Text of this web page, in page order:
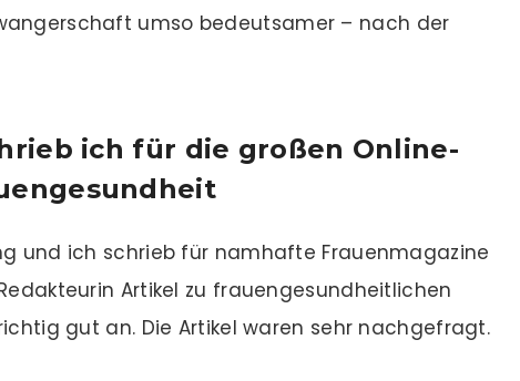
umso bedeutsamer – nach der
ich für die großen Online-
und ich schrieb für namhafte Frauenmagazine
Artikel zu frauengesundheitlichen
gut an. Die Artikel waren sehr nachgefragt.